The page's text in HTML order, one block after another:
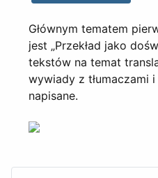
Głównym tematem
jest „Przekład jako
tekstów na temat
wywiady z tłumaczami
napisane.